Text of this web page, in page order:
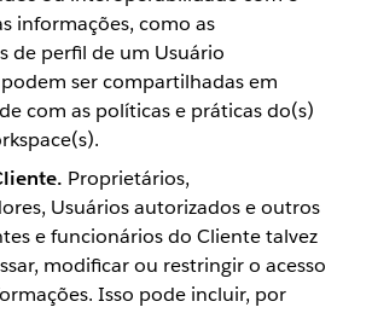
informações, como as
de perfil de um Usuário
ser compartilhadas em
com as políticas e práticas do(s)
Proprietários,
Usuários autorizados e outros
e funcionários do Cliente talvez
modificar ou restringir o acesso
Isso pode incluir, por